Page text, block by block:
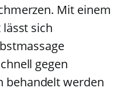
Mit einem
sich
gegen
behandelt werden